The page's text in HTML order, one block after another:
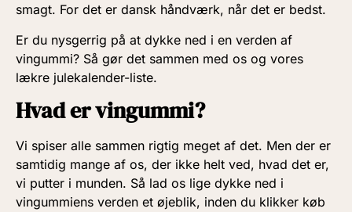
smagt. For det er dansk håndværk, når det er bedst.
Er du nysgerrig på at dykke ned i en verden af
vingummi? Så gør det sammen med os og vores
lækre julekalender-liste.
Hvad er vingummi?
Vi spiser alle sammen rigtig meget af det. Men der er
samtidig mange af os, der ikke helt ved, hvad det er,
vi putter i munden. Så lad os lige dykke ned i
vingummiens verden et øjeblik, inden du klikker køb